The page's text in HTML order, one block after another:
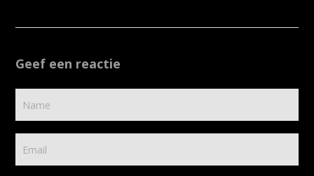
Geef een reactie